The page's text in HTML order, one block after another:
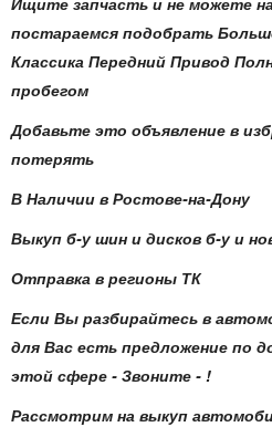
постараемся подобрать
Классика Передний Привод
пробегом
Добавьте это объявление в
потерять
В Наличии в Ростове-на-Дону
Выкуп б-у шин и дисков б-у и
Отправка в регионы ТК
Если Вы разбирайтесь в
для Вас есть предложение по
этой сфере - Звоните - !
Рассмотрим на выкуп